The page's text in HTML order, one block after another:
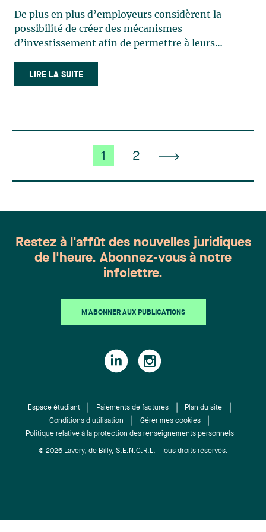
d’un REER
De plus en plus d’employeurs considèrent la
possibilité de créer des mécanismes
d’investissement afin de permettre à leurs
employeur ou dans un portefeuille géré par
l’employeur qui satisferont aux exigences de
LIRE LA SUITE
1 2
Restez à l'affût des nouvelles juridiques
de l'heure. Abonnez-vous à notre
infolettre.
M'ABONNER AUX PUBLICATIONS
Espace étudiant Paiements de factures
Plan du site
Conditions d'utilisation
Gérer mes cookies
Politique relative à la protection des renseignements personnels
© 2026 Lavery, de Billy, S.E.N.C.R.L. Tous droits réservés.